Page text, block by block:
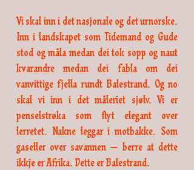
Vi skal inn i det nasjonale og det urnorske.
Inn i landskapet som Tidemand og Gude
stod og måla medan dei tok sopp og naut
kvarandre medan dei fabla om dei
vanvittige fjella rundt Balestrand. Og no
skal vi inn i det måleriet sjølv. Vi er
penselstrøka som flyt elegant over
lerretet. Nakne leggar i motbakke. Som
gaseller over savannen — berre at dette
ikkje er Afrika. Dette er Balestrand.